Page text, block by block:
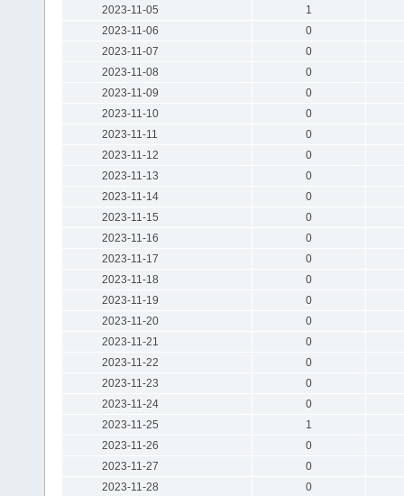
2023-11-05
1
2023-11-06
0
2023-11-07
0
2023-11-08
0
2023-11-09
0
2023-11-10
0
2023-11-11
0
2023-11-12
0
2023-11-13
0
2023-11-14
0
2023-11-15
0
2023-11-16
0
2023-11-17
0
2023-11-18
0
2023-11-19
0
2023-11-20
0
2023-11-21
0
2023-11-22
0
2023-11-23
0
2023-11-24
0
2023-11-25
1
2023-11-26
0
2023-11-27
0
2023-11-28
0